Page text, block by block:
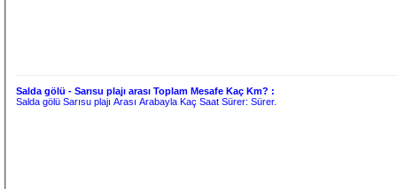
Salda gölü - Sarısu plajı arası Toplam Mesafe Kaç Km? :
Salda gölü Sarısu plajı Arası Arabayla Kaç Saat Sürer:Sürer.